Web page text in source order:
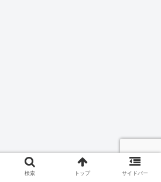
検索 トップ サイドバー